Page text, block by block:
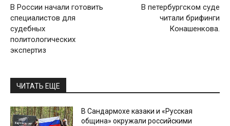
В России начали готовить
специалистов для
судебных
политологических
экспертиз
В петербургском суде
читали брифинги
Конашенкова.
ЧИТАТЬ ЕЩЕ
В Сандармохе казаки и «Русская
община» окружали российскими